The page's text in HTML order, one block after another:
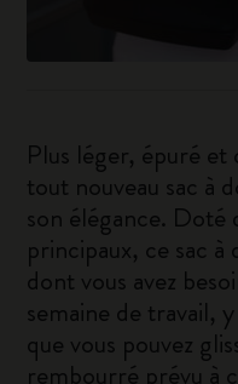
Plus léger, épuré
tout nouveau sac à
son élégance.
principaux, ce sac
dont vous avez
semaine de travail,
que vous pouvez
rembourré prévu à